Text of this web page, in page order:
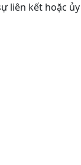
liên kết hoặc ủy